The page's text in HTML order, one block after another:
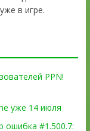
в игре.
PPN!
уже 14 июля
ошибка #1.500.7: